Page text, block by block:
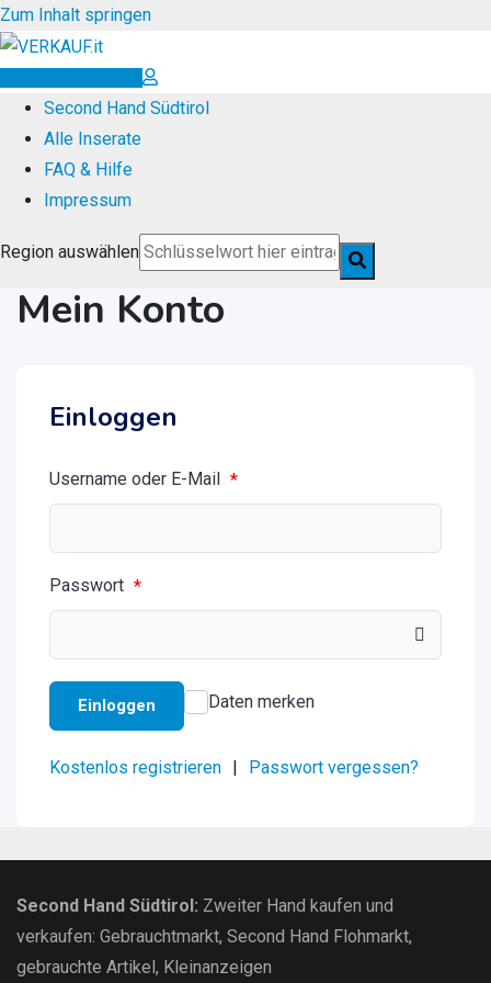
Zum Inhalt springen
Inserat erstellen
Second Hand Südtirol
Alle Inserate
FAQ & Hilfe
Impressum
Region auswählen
Mein Konto
Einloggen
Username oder E-Mail *
Passwort *
Einloggen Daten merken
Kostenlos registrieren Passwort vergessen?
Second Hand Südtirol : Zweiter Hand kaufen und
verkaufen: Gebrauchtmarkt, Second Hand Flohmarkt,
gebrauchte Artikel , Kleinanzeigen